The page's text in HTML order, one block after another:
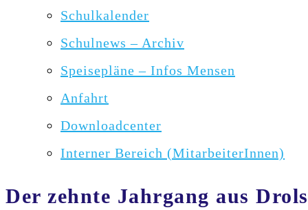
Schulkalender
Schulnews – Archiv
Speisepläne – Infos Mensen
Anfahrt
Downloadcenter
Interner Bereich (MitarbeiterInnen)
Der zehnte Jahrgang aus